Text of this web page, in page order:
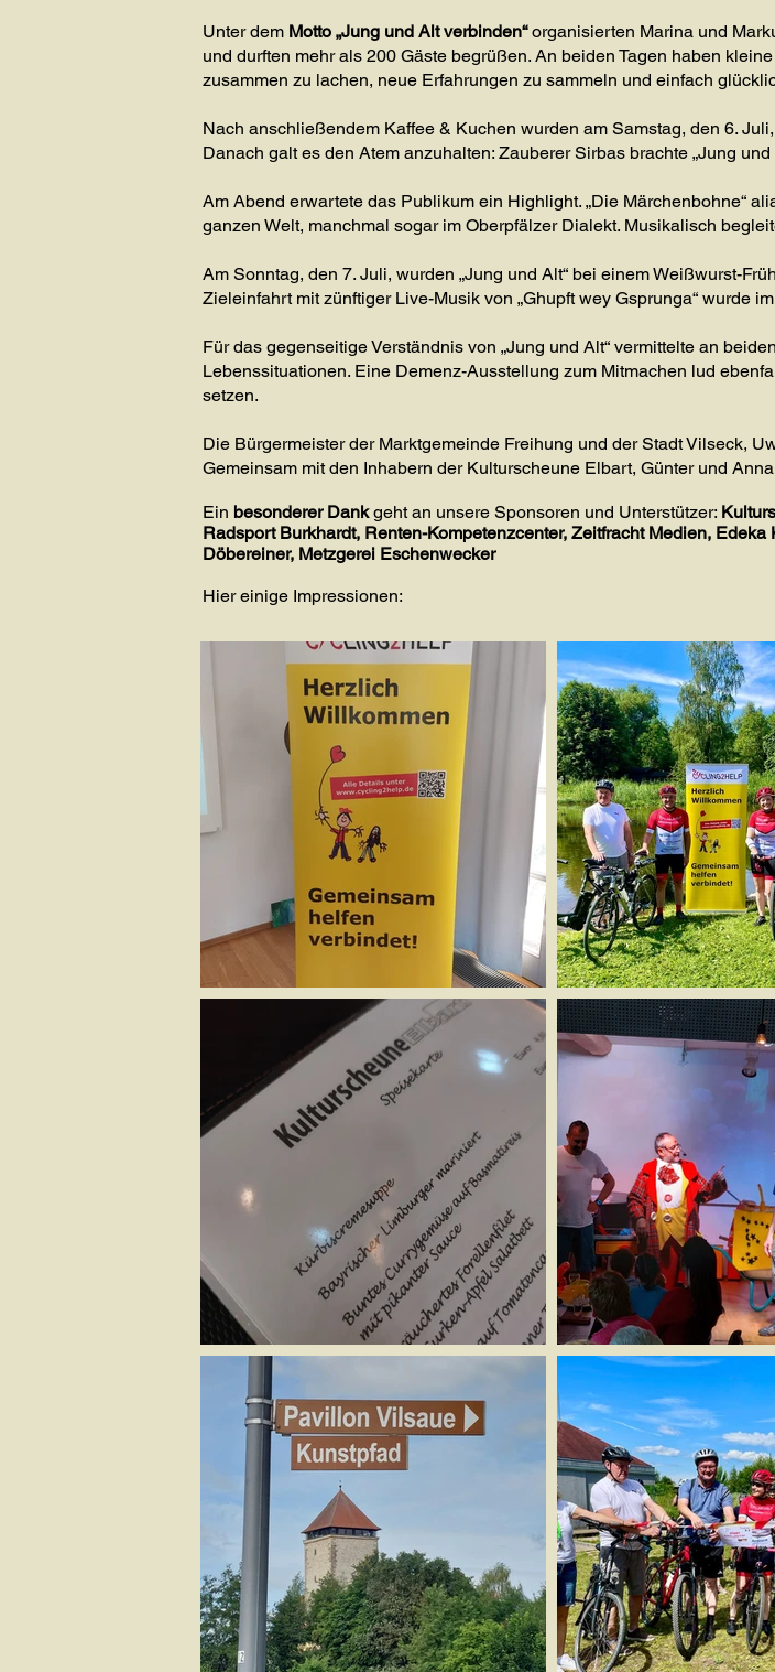
Unter dem Motto „Jung und Alt verbinden“organisierten Marina und
und durften mehr als 200 Gäste begrüßen. An beiden Tagen haben
zusammen zu lachen, neue Erfahrungen zu sammeln und einfach
Nach anschließendem Kaffee & Kuchen wurden am Samstag, den 6.
Danach galt es den Atem anzuhalten: Zauberer Sirbas brachte „Jung
Am Abend erwartete das Publikum ein Highlight. „Die Märchenbohne“
ganzen Welt, manchmal sogar im Oberpfälzer Dialekt. Musikalisch
Am Sonntag, den 7. Juli, wurden „Jung und Alt“ bei einem Weißwurst-
Zieleinfahrt mit zünftiger Live-Musik von „Ghupft wey Gsprunga“ wurde
Für das gegenseitige Verständnis von „Jung und Alt“ vermittelte an
Lebenssituationen. Eine Demenz-Ausstellung zum Mitmachen lud
setzen.
Die Bürgermeister der Marktgemeinde Freihung und der Stadt Vilseck,
Gemeinsam mit den Inhabern der Kulturscheune Elbart, Günter und
Ein besonderer Dankgeht an unsere Sponsoren und Unterstützer:
Radsport Burkhardt, Renten-Kompetenzcenter, Zeitfracht Medien,
Döbereiner, Metzgerei Eschenwecker
Hier einige Impressionen: